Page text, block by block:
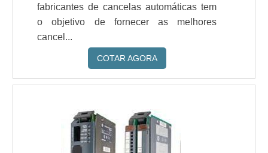
fabricantes de cancelas automáticas tem
o objetivo de fornecer as melhores
cancel...
COTAR AGORA